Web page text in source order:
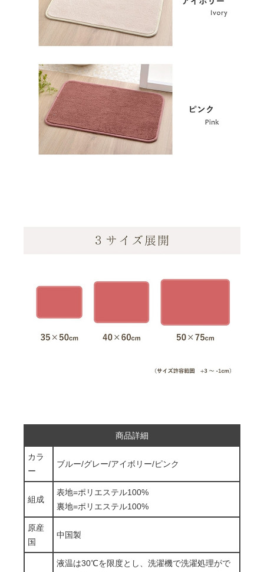
商品詳細
カラ
ー
ブルー/グレー/アイボリー/ピンク
組成
表地=ポリエステル100%
裏地=ポリエステル100%
原産
国
中国製
液温は30℃を限度とし、洗濯機で洗濯処理がで